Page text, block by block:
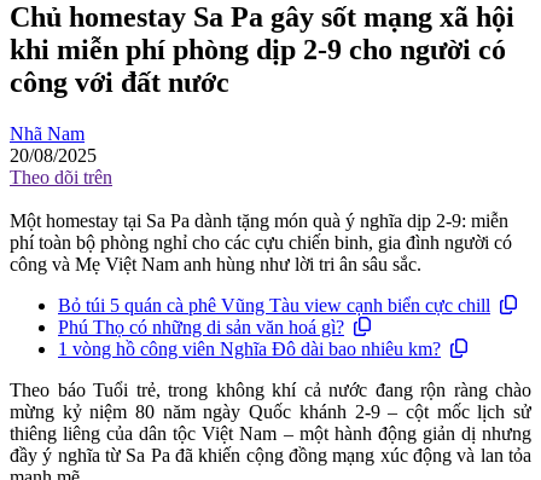
Chủ homestay Sa Pa gây sốt mạng xã hội
khi miễn phí phòng dịp 2-9 cho người có
công với đất nước
Nhã Nam
20/08/2025
Theo dõi trên
Một homestay tại Sa Pa dành tặng món quà ý nghĩa dịp 2-9: miễn
phí toàn bộ phòng nghỉ cho các cựu chiến binh, gia đình người có
công và Mẹ Việt Nam anh hùng như lời tri ân sâu sắc.
Bỏ túi 5 quán cà phê Vũng Tàu view cạnh biển cực chill
Phú Thọ có những di sản văn hoá gì?
1 vòng hồ công viên Nghĩa Đô dài bao nhiêu km?
Theo báo Tuổi trẻ, trong không khí cả nước đang rộn ràng chào
mừng kỷ niệm 80 năm ngày Quốc khánh 2-9 – cột mốc lịch sử
thiêng liêng của dân tộc Việt Nam – một hành động giản dị nhưng
đầy ý nghĩa từ Sa Pa đã khiến cộng đồng mạng xúc động và lan tỏa